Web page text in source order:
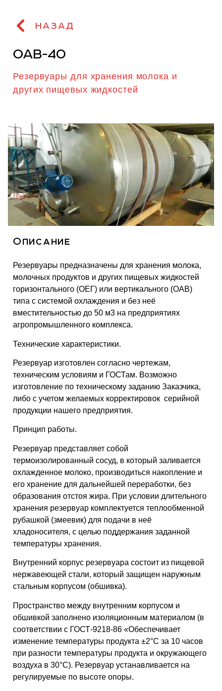
НАЗАД
ОАВ-40
Резервуары для хранения молока и
других пищевых жидкостей
Описание
Резервуары предназначены для хранения молока,
молочных продуктов и других пищевых жидкостей
горизонтального (ОЕГ) или вертикального (ОАВ)
типа с системой охлаждения и без неё
вместительностью до 50 м3 на предприятиях
агропромышленного комплекса.
Технические характеристики.
Резервуар изготовлен согласно чертежам,
техническим условиям и ГОСТам. Возможно
изготовление по техническому заданию Заказчика,
либо с учетом желаемых корректировок серийной
продукции нашего предприятия.
Принцип работы.
Резервуар представляет собой
термоизолированный сосуд, в который заливается
охлажденное молоко, производиться накопление и
его хранение для дальнейшей переработки, без
образования отстоя жира. При условии длительного
хранения резервуар комплектуется теплообменной
рубашкой (змеевик) для подачи в неё
хладоносителя, с целью поддержания заданной
температуры хранения.
Внутренний корпус резервуара состоит из пищевой
нержавеющей стали, который защищен наружным
стальным корпусом (обшивка).
Пространство между внутренним корпусом и
обшивкой заполнено изоляционным материалом (в
соответствии с ГОСТ-9218-86 «Обеспечивает
изменение температуры продукта ±2°С за 10 часов
при разности температуры продукта и окружающего
воздуха в 30°С). Резервуар устанавливается на
регулируемые по высоте опоры.